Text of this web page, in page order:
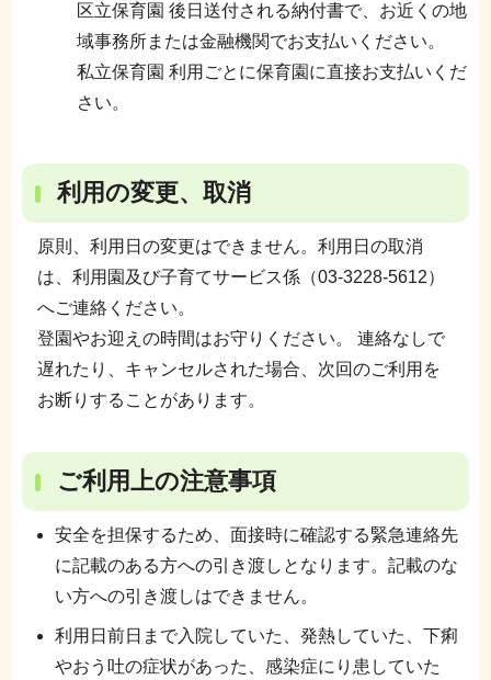
区立保育園 後日送付される納付書で、お近くの地
域事務所または金融機関でお支払いください。
私立保育園 利用ごとに保育園に直接お支払いくだ
さい。
利用の変更、取消
原則、利用日の変更はできません。利用日の取消
は、利用園及び子育てサービス係（03-3228-5612）
へご連絡ください。
登園やお迎えの時間はお守りください。 連絡なしで
遅れたり、キャンセルされた場合、次回のご利用を
お断りすることがあります。
ご利用上の注意事項
安全を担保するため、面接時に確認する緊急連絡先
に記載のある方への引き渡しとなります。記載のな
い方への引き渡しはできません。
利用日前日まで入院していた、発熱していた、下痢
やおう吐の症状があった、感染症にり患していた